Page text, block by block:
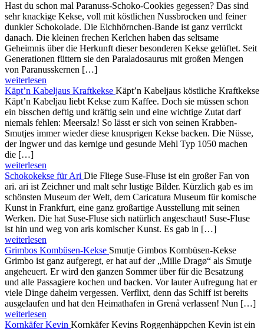
Hast du schon mal Paranuss-Schoko-Cookies gegessen? Das sind
sehr knackige Kekse, voll mit köstlichen Nussbrocken und feiner
dunkler Schokolade. Die Eichhörnchen-Bande ist ganz verrückt
danach. Die kleinen frechen Kerlchen haben das seltsame
Geheimnis über die Herkunft dieser besonderen Kekse gelüftet. Seit
Generationen füttern sie den Paraladosaurus mit großen Mengen
von Paranusskernen […]
weiterlesen
Käpt’n Kabeljaus Kraftkekse Käpt’n Kabeljaus köstliche Kraftkekse
Käpt’n Kabeljau liebt Kekse zum Kaffee. Doch sie müssen schon
ein bisschen deftig und kräftig sein und eine wichtige Zutat darf
niemals fehlen: Meersalz! So lässt er sich von seinen Krabben-
Smutjes immer wieder diese knusprigen Kekse backen. Die Nüsse,
der Ingwer und das kernige und gesunde Mehl Typ 1050 machen
die […]
weiterlesen
Schokokekse für Ari Die Fliege Suse-Fluse ist ein großer Fan von
ari. ari ist Zeichner und malt sehr lustige Bilder. Kürzlich gab es im
schönsten Museum der Welt, dem Caricatura Museum für komische
Kunst in Frankfurt, eine ganz großartige Ausstellung mit seinen
Werken. Die hat Suse-Fluse sich natürlich angeschaut! Suse-Fluse
ist hin und weg von aris komischer Kunst. Es gab in […]
weiterlesen
Grimbos Kombüsen-Kekse Smutje Gimbos Kombüsen-Kekse
Grimbo ist ganz aufgeregt, er hat auf der „Mille Dragø“ als Smutje
angeheuert. Er wird den ganzen Sommer über für die Besatzung
und alle Passagiere kochen und backen. Vor lauter Aufregung hat er
viele Dinge daheim vergessen. Verflixt, denn das Schiff ist bereits
ausgelaufen und hat den Heimathafen in Grenå verlassen! Nun […]
weiterlesen
Kornkäfer Kevin Kornkäfer Kevins Roggenhäppchen Kevin ist ein